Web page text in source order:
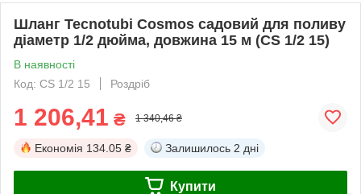
Шланг Tecnotubi Cosmos садовий для поливу
діаметр 1/2 дюйма, довжина 15 м (CS 1/2 15)
В наявності
Код: CS 1/2 15
Роздріб
1 206,41 ₴ 1 340,46 ₴
Економія 134.05 ₴ Залишилось 2 дні
Купити